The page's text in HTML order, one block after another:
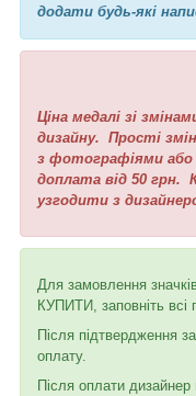
додати будь-які
Ціна медалі зі
дизайну. Прості
з фотографіями або
доплата від 50 грн.
узгодити з
Для замовлення
КУПИТИ, заповніть всі
Після підтвердження
оплату.
Після оплати дизайнер